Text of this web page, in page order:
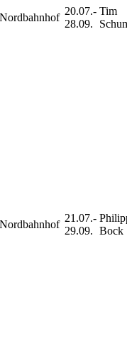
20.07.-
28.09.
Tim
21.07.-
29.09. Bock